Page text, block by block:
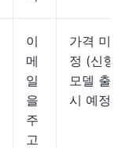
이
메
일
을
주
고
가격 미
정 (신형
모델 출
시 예정)